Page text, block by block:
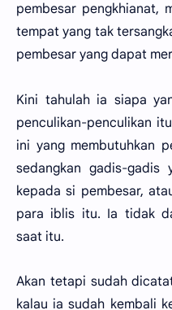
pembesar pengkhianat,
tempat yang tak
pembesar yang dapat
Kini tahulah ia siapa
penculikan-penculikan
ini yang membutuhkan
sedangkan gadis-
kepada si pembesar,
para iblis itu. Ia tidak
saat itu.
Akan tetapi sudah
kalau ia sudah kembali